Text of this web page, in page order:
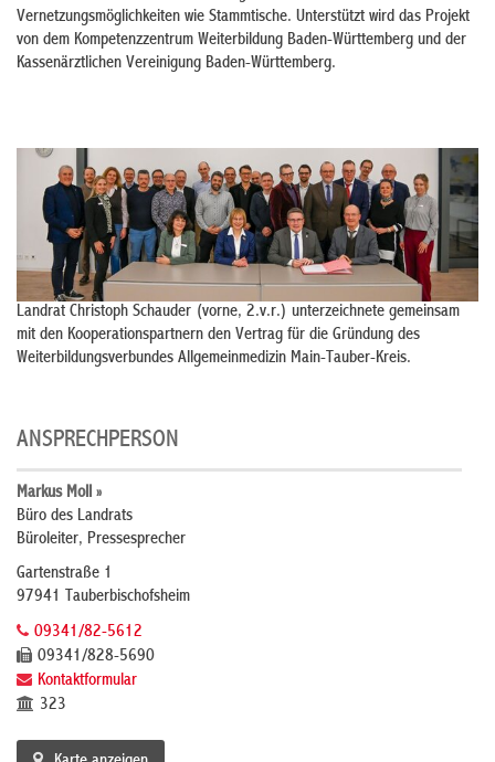
Vernetzungsmöglichkeiten wie Stammtische. Unterstützt wird das Projekt
von dem Kompetenzzentrum Weiterbildung Baden-Württemberg und der
Kassenärztlichen Vereinigung Baden-Württemberg.
Landrat Christoph Schauder (vorne, 2.v.r.) unterzeichnete gemeinsam
mit den Kooperationspartnern den Vertrag für die Gründung des
Weiterbildungsverbundes Allgemeinmedizin Main-Tauber-Kreis.
ANSPRECHPERSON
Markus Moll »
Büro des Landrats
Büroleiter, Pressesprecher
Gartenstraße 1
97941 Tauberbischofsheim
09341/82-5612
09341/828-5690
Kontaktformular
323